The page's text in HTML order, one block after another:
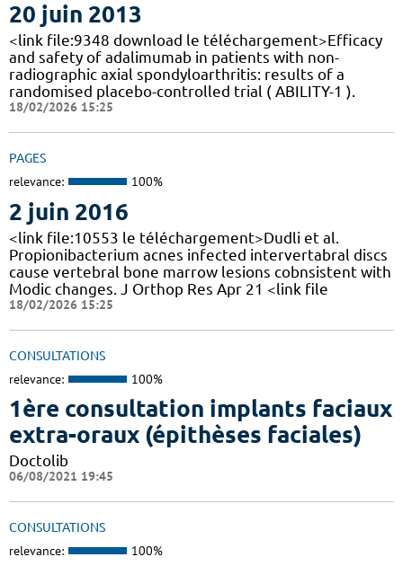
20 juin 2013
<link file:9348 download le téléchargement>Efficacy
and safety of adalimumab in patients with non-
radiographic axial spondyloarthritis: results of a
randomised placebo-controlled trial ( ABILITY-1 ).
18/02/2026 15:25
PAGES
relevance: 100%
2 juin 2016
<link file:10553 le téléchargement>Dudli et al.
Propionibacterium acnes infected intervertabral discs
cause vertebral bone marrow lesions cobnsistent with
Modic changes. J Orthop Res Apr 21 <link file
18/02/2026 15:25
CONSULTATIONS
relevance: 100%
1ère consultation implants faciaux
extra-oraux (épithèses faciales)
Doctolib
06/08/2021 19:45
CONSULTATIONS
relevance: 100%